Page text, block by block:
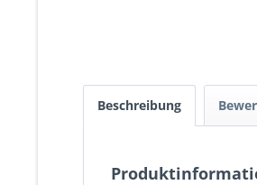
Beschreibung